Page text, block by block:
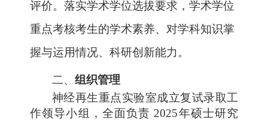
评价。落实学术学位选拔要求，学术学位
重点考核考生的学术素养、对学科知识掌
握与运用情况、科研创新能力。
二、 组织管理
神经再生重点实验室成立复试录取工
作领导小组，全面负责 2025年硕士研究